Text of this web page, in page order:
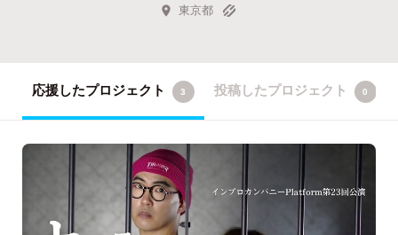
東京都
応援したプロジェクト 3 投稿したプロジェクト 0